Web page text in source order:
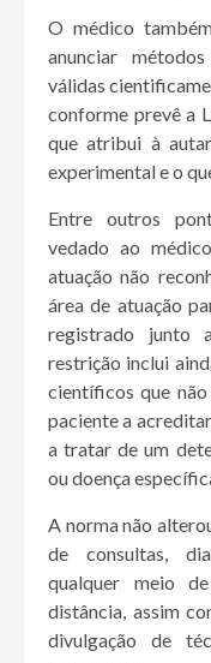
O médico
anunciar
válidas
conforme prevê a
que atribui à
experimental e o
Entre outros
vedado ao
atuação não
área de atuação
registrado junto
restrição inclui
científicos que
paciente a
a tratar de um
ou doença
A norma não
de consultas,
qualquer meio
distância, assim
divulgação de